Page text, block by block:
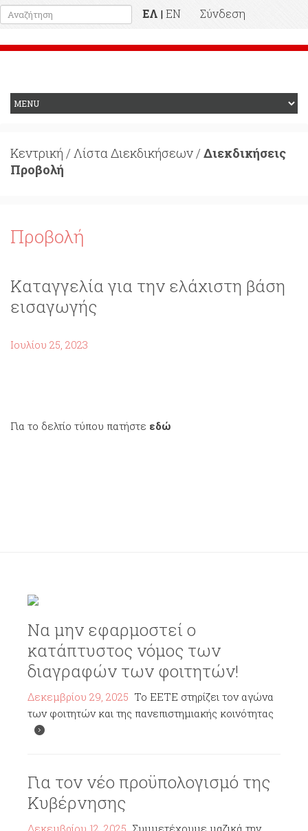
ΕΛ | EN
Σύνδεση
Κεντρική / Λίστα Διεκδικήσεων/ Διεκδικήσεις
Προβολή
Προβολή
Καταγγελία για την ελάχιστη βάση
εισαγωγής
Ιουλίου 25, 2023
Για το δελτίο τύπου πατήστε εδώ
Να μην εφαρμοστεί ο
κατάπτυστος νόμος των
διαγραφών των φοιτητών!
Δεκεμβρίου 29, 2025 Το ΕΕΤΕ στηρίζει τον αγώνα
των φοιτητών και της πανεπιστημιακής κοινότητας
Για τον νέο προϋπολογισμό της
Κυβέρνησης
Δεκεμβρίου 12, 2025 Συμμετέχουμε μαζικά την